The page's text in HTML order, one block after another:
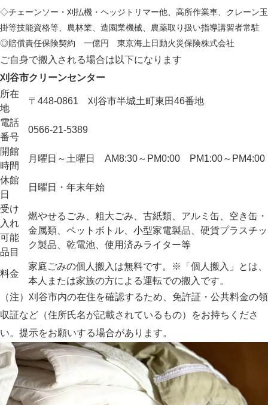
◇チェーンソー・刈払機・ヘッジトリマー他、高所作業車、クレーン玉
掛等技能資格等、農林業、造園業機械、農薬取り扱い指導講習者常駐
◎賠償責任保険契約 一億円 東京海上日動火災保険株式会社
ご自身で搬入される場合は以下になります
刈谷市クリーンセンター
所在
地
〒448-0861 刈谷市半城土町東田46番地
電話
番号
0566-21-5389
開館
時間
月曜日～土曜日 AM8:30～PM0:00 PM1:00～PM4:00
休館
日
日曜日・年末年始
受け
入れ
可能
品目
燃やせるごみ、粗大ごみ、古紙類、アルミ缶、空き缶・
金属類、ペットボトル、小型家電製品、硬貨プラスチッ
ク製品、乾電池、使用済みライター等
料金
家庭ごみの個人搬入は無料です。※「個人搬入」とは、
本人または家族の方による運転での搬入です。
（注）刈谷市内の在住を確認するため、免許証・公共料金の領
収証など（住所氏名が記載されているもの）をお持ちくださ
い。提示をお願いする場合があります。